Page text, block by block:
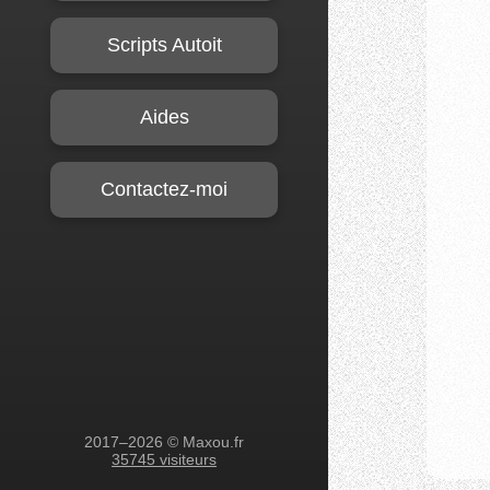
Scripts Autoit
Aides
Contactez-moi
2017–2026 © Maxou.fr
35745 visiteurs